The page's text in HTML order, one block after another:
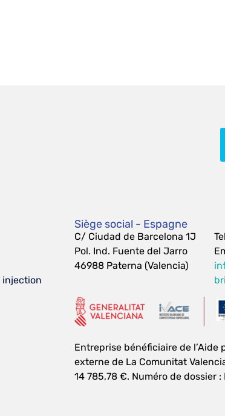
injection
Siège social - Espagne
C/ Ciudad de Barcelona 1J
Pol. Ind. Fuente del Jarro
46988 Paterna (Valencia)
Entreprise bénéficiaire de
externe de La Comunitat
14 785,78 €. Numéro de dossier :